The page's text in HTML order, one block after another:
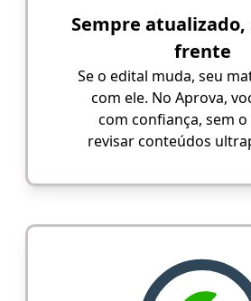
Sempre atualizado,
frente
Se o edital muda, seu
com ele. No Aprova,
com confiança, sem
revisar conteúdos